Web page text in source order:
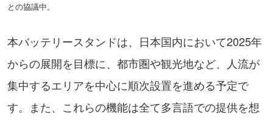
との協議中。
本バッテリースタンドは、日本国内において2025年
からの展開を目標に、都市圏や観光地など、人流が
集中するエリアを中心に順次設置を進める予定で
す。また、これらの機能は全て多言語での提供を想